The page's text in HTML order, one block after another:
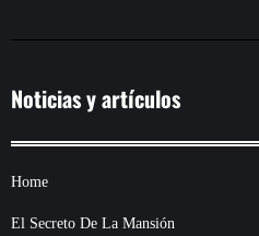
Noticias y artículos
Home
El Secreto De La Mansión